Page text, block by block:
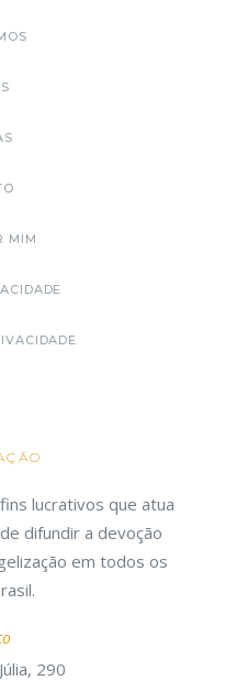
MIM
lucrativos que atua
difundir a devoção
em todos os
290